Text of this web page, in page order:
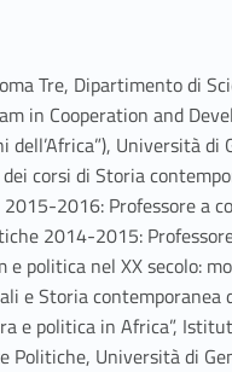
Tre, Dipartimento di
in Cooperation and
Università
corsi di Storia
2016: Professore a
2014-2015:
politica nel XX secolo:
e Storia
e politica in Africa”,
Politiche, Università di